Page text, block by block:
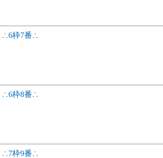
∴6枠7番∴
∴6枠8番∴
∴7枠9番∴